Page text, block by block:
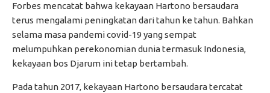
Forbes mencatat bahwa kekayaan Hartono bersaudara
terus mengalami peningkatan dari tahun ke tahun. Bahkan
selama masa pandemi covid-19 yang sempat
melumpuhkan perekonomian dunia termasuk Indonesia,
kekayaan bos Djarum ini tetap bertambah.
Pada tahun 2017, kekayaan Hartono bersaudara tercatat